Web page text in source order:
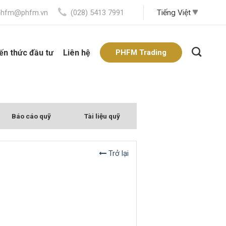
(028) 5413 7991
thức đầu tư Liên hệ PHFM Trading
Báo cáo quỹ Tài liệu quỹ
Trở lại